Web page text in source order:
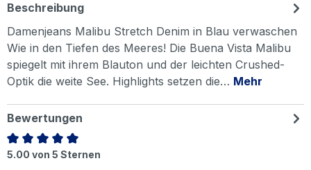
Beschreibung
Damenjeans Malibu Stretch Denim in Blau verwaschen
Wie in den Tiefen des Meeres! Die Buena Vista Malibu
spiegelt mit ihrem Blauton und der leichten Crushed-
Optik die weite See. Highlights setzen die… Mehr
Bewertungen
Durchschnittliche Bewertung von 5 von 5 Sternen
5.00 von 5 Sternen